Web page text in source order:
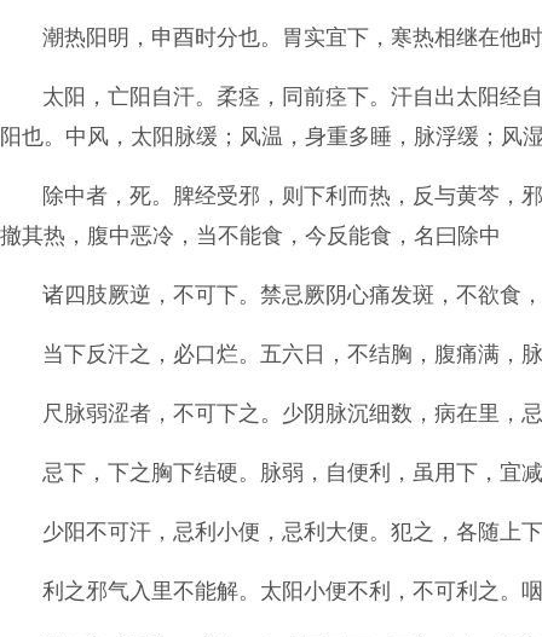
潮热阳明，申酉时分也。胃实宜下，寒热相继在他
太阳，亡阳自汗。柔痉，同前痉下。汗自出太阳经
阳也。中风，太阳脉缓；风温，身重多睡，脉浮缓；风
除中者，死。脾经受邪，则下利而热，反与黄芩，
撤其热，腹中恶冷，当不能食，今反能食，名曰除中
诸四肢厥逆，不可下。禁忌厥阴心痛发斑，不欲食
当下反汗之，必口烂。五六日，不结胸，腹痛满，
尺脉弱涩者，不可下之。少阴脉沉细数，病在里，
忌下，下之胸下结硬。脉弱，自便利，虽用下，宜
少阳不可汗，忌利小便，忌利大便。犯之，各随上
利之邪气入里不能解。太阳小便不利，不可利之。